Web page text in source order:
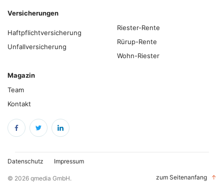
Versicherungen
Haftpflichtversicherung
Unfallversicherung
Riester-Rente
Rürup-Rente
Wohn-Riester
Magazin
Team
Kontakt
© 2026 qmedia GmbH.
Datenschutz Impressum
zum Seitenanfang ↑